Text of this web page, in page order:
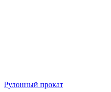
Рулонный прокат